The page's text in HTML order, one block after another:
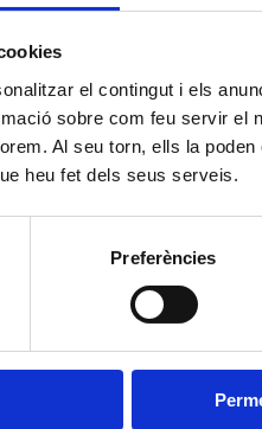
el contingut i els
sobre com feu servir
Al seu torn, ells la
heu fet dels seus serveis.
Preferències
El requeriment de
El DNI sol·licitant
El telèfon i e-mail de
o omplir el següent
Formulari